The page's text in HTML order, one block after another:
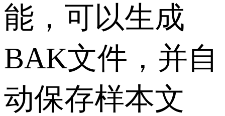
能，可以生成
BAK文件，并自
动保存样本文